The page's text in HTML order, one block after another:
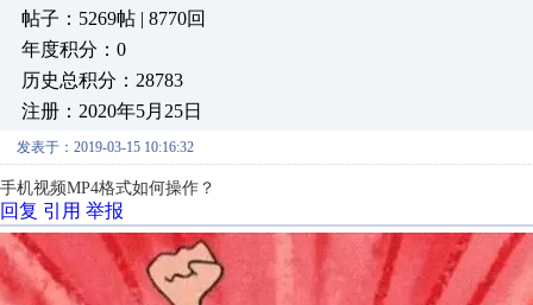
帖子：5269帖 | 8770回
年度积分：0
历史总积分：28783
注册：2020年5月25日
发表于：2019-03-15 10:16:32
手机视频MP4格式如何操作？
回复 引用 举报